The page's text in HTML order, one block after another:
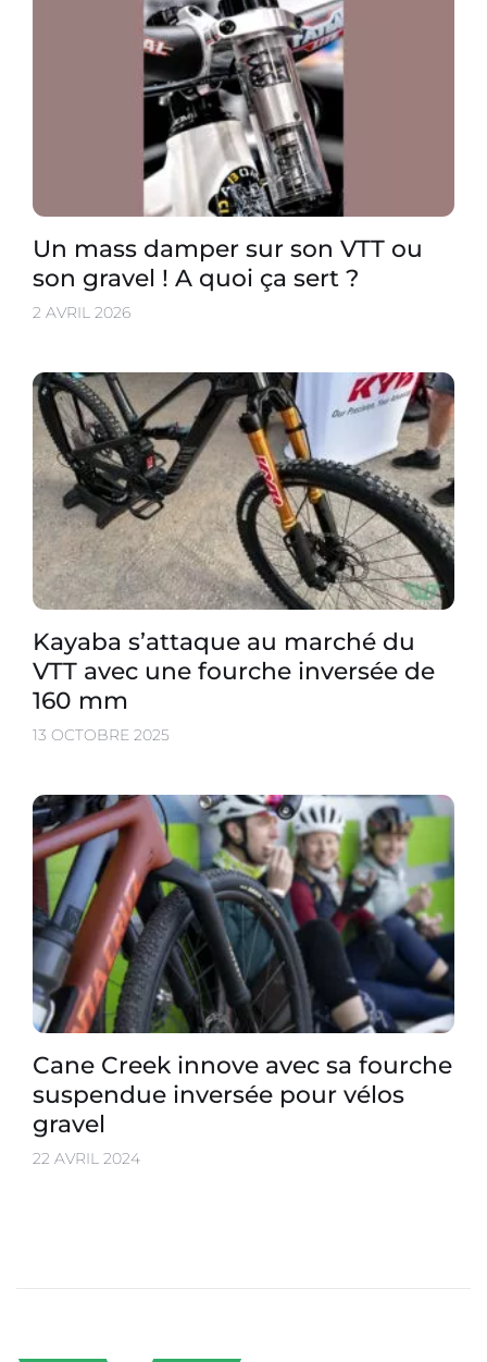
Un mass damper sur son VTT ou
son gravel ! A quoi ça sert ?
2 AVRIL 2026
Kayaba s’attaque au marché du
VTT avec une fourche inversée de
160 mm
13 OCTOBRE 2025
Cane Creek innove avec sa fourche
suspendue inversée pour vélos
gravel
22 AVRIL 2024